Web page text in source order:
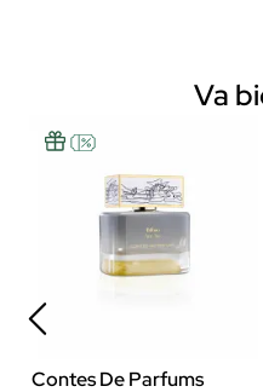
Va
Contes De Parfums